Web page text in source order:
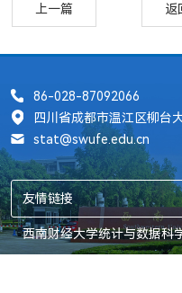
上一篇 返
86-028-87092066
四川省成都市温江区柳台
stat@swufe.edu.cn
友情链接
西南财经大学统计与数据